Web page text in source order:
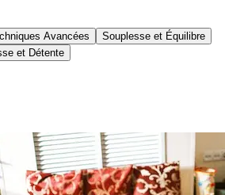
Avancées
Souplesse et Équilibre
et Détente